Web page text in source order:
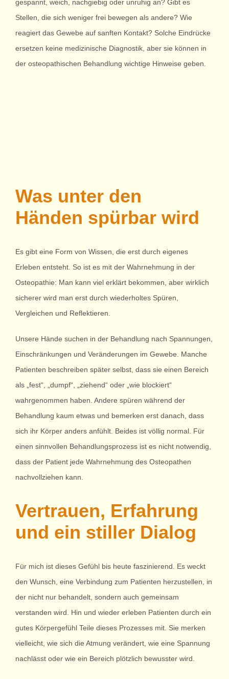
gespannt, weich, nachgiebig oder unruhig an? Gibt es
Stellen, die sich weniger frei bewegen als andere? Wie
reagiert das Gewebe auf sanften Kontakt? Solche Eindrücke
ersetzen keine medizinische Diagnostik, aber sie können in
der osteopathischen Behandlung wichtige Hinweise geben.
Was unter den
Händen spürbar wird
Es gibt eine Form von Wissen, die erst durch eigenes
Erleben entsteht. So ist es mit der Wahrnehmung in der
Osteopathie: Man kann viel erklärt bekommen, aber wirklich
sicherer wird man erst durch wiederholtes Spüren,
Vergleichen und Reflektieren.
Unsere Hände suchen in der Behandlung nach Spannungen,
Einschränkungen und Veränderungen im Gewebe. Manche
Patienten beschreiben später selbst, dass sie einen Bereich
als „fest“, „dumpf“, „ziehend“ oder „wie blockiert“
wahrgenommen haben. Andere spüren während der
Behandlung kaum etwas und bemerken erst danach, dass
sich ihr Körper anders anfühlt. Beides ist völlig normal. Für
einen sinnvollen Behandlungsprozess ist es nicht notwendig,
dass der Patient jede Wahrnehmung des Osteopathen
nachvollziehen kann.
Vertrauen, Erfahrung
und ein stiller Dialog
Für mich ist dieses Gefühl bis heute faszinierend. Es weckt
den Wunsch, eine Verbindung zum Patienten herzustellen, in
der nicht nur behandelt, sondern auch gemeinsam
verstanden wird. Hin und wieder erleben Patienten durch ein
gutes Körpergefühl Teile dieses Prozesses mit. Sie merken
vielleicht, wie sich die Atmung verändert, wie eine Spannung
nachlässt oder wie ein Bereich plötzlich bewusster wird.